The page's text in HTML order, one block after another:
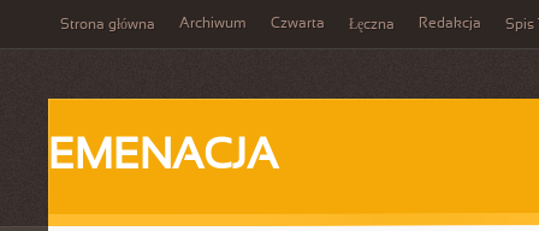
Strona główna Archiwum Czwarta Łęczna Redakcja Spis
EMENACJA